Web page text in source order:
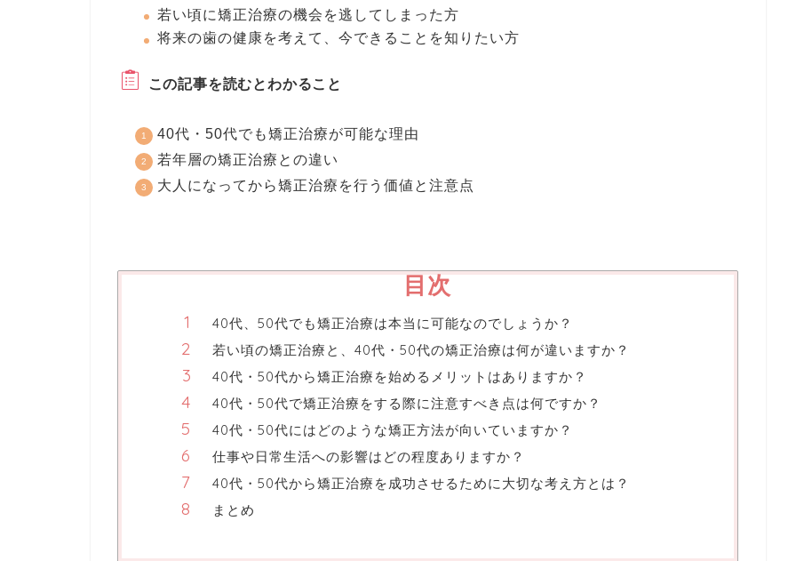
若い頃に矯正治療の機会を逃してしまった方
将来の歯の健康を考えて、今できることを知りたい方
この記事を読むとわかること
40代・50代でも矯正治療が可能な理由
若年層の矯正治療との違い
大人になってから矯正治療を行う価値と注意点
目次
40代、50代でも矯正治療は本当に可能なのでしょうか？
若い頃の矯正治療と、40代・50代の矯正治療は何が違いますか？
40代・50代から矯正治療を始めるメリットはありますか？
40代・50代で矯正治療をする際に注意すべき点は何ですか？
40代・50代にはどのような矯正方法が向いていますか？
仕事や日常生活への影響はどの程度ありますか？
40代・50代から矯正治療を成功させるために大切な考え方とは？
まとめ